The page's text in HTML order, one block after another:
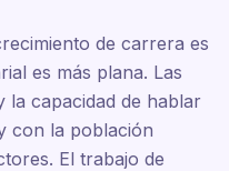
de carrera es
es más plana. Las
la capacidad de hablar
con la población
El trabajo de